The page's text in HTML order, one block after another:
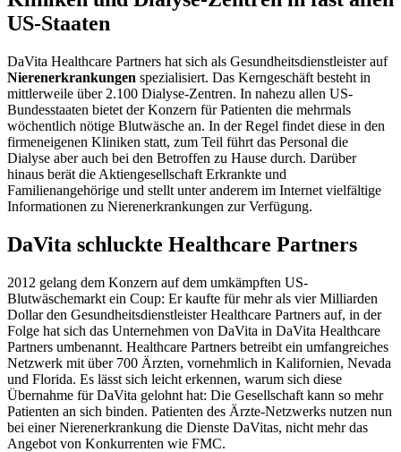
US-Staaten
DaVita Healthcare Partners hat sich als Gesundheitsdienstleister auf
Nierenerkrankungen spezialisiert. Das Kerngeschäft besteht in
mittlerweile über 2.100 Dialyse-Zentren. In nahezu allen US-
Bundesstaaten bietet der Konzern für Patienten die mehrmals
wöchentlich nötige Blutwäsche an. In der Regel findet diese in den
firmeneigenen Kliniken statt, zum Teil führt das Personal die
Dialyse aber auch bei den Betroffen zu Hause durch. Darüber
hinaus berät die Aktiengesellschaft Erkrankte und
Familienangehörige und stellt unter anderem im Internet vielfältige
Informationen zu Nierenerkrankungen zur Verfügung.
DaVita schluckte Healthcare Partners
2012 gelang dem Konzern auf dem umkämpften US-
Blutwäschemarkt ein Coup: Er kaufte für mehr als vier Milliarden
Dollar den Gesundheitsdienstleister Healthcare Partners auf, in der
Folge hat sich das Unternehmen von DaVita in DaVita Healthcare
Partners umbenannt. Healthcare Partners betreibt ein umfangreiches
Netzwerk mit über 700 Ärzten, vornehmlich in Kalifornien, Nevada
und Florida. Es lässt sich leicht erkennen, warum sich diese
Übernahme für DaVita gelohnt hat: Die Gesellschaft kann so mehr
Patienten an sich binden. Patienten des Ärzte-Netzwerks nutzen nun
bei einer Nierenerkrankung die Dienste DaVitas, nicht mehr das
Angebot von Konkurrenten wie FMC.